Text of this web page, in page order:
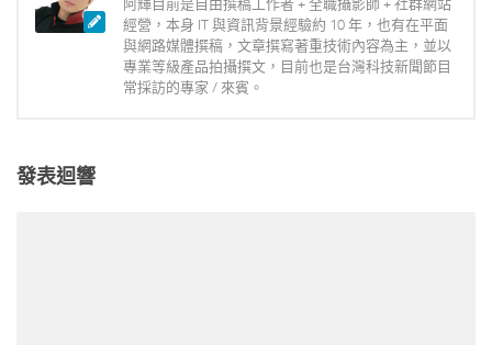
阿輝目前是自由撰稿工作者 + 全職攝影師 + 社群網站
經營，本身 IT 與資訊背景經驗約 10 年，也有在平面
與網路媒體撰稿，文章撰寫著重技術內容為主，並以
專業等級產品拍攝撰文，目前也是台灣科技新聞節目
常採訪的專家 / 來賓。
發表迴響